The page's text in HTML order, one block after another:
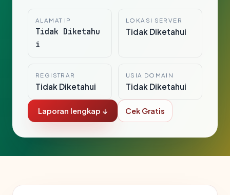
ALAMAT IP
Tidak Diketahu
i
LOKASI SERVER
Tidak Diketahui
REGISTRAR
Tidak Diketahui
USIA DOMAIN
Tidak Diketahui
Laporan lengkap ↓ Cek Gratis